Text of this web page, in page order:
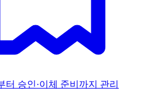
터 승인·이체 준비까지 관리